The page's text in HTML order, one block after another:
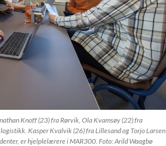
Knoff (23) fra Rørvik, Ola Kvamsøy (22) fra
Kasper Kvalvik (26) fra Lillesand og Torjo Larsen
er hjelplelærere i MAR300. Foto: Arild Waagbø